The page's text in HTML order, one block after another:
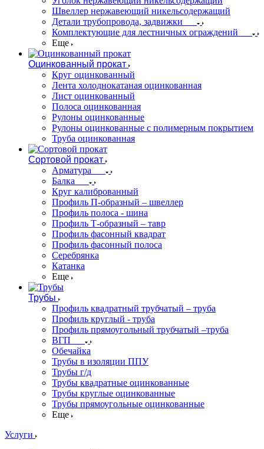
Швеллер нержавеющий никельсодержащий
Детали трубопровода, задвижки
Комплектующие для лестничных ограждений
Еще
Оцинкованный прокат
Круг оцинкованный
Лента холоднокатаная оцинкованная
Лист оцинкованный
Полоса оцинкованная
Рулоны оцинкованные
Рулоны оцинкованные с полимерным покрытием
Труба оцинкованная
Сортовой прокат
Арматура
Балка
Круг калиброванный
Профиль П-образный – швеллер
Профиль полоса - шина
Профиль Т-образный – тавр
Профиль фасонный квадрат
Профиль фасонный полоса
Серебрянка
Катанка
Еще
Трубы
Профиль квадратный трубчатый – труба
Профиль круглый - труба
Профиль прямоугольный трубчатый –труба
ВГП
Обечайка
Трубы в изоляции ППУ
Трубы г/д
Трубы квадратные оцинкованные
Трубы круглые оцинкованные
Трубы прямоугольные оцинкованные
Еще
Услуги